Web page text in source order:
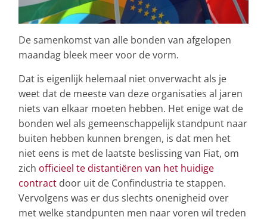
De samenkomst van alle bonden van afgelopen
maandag bleek meer voor de vorm.
Dat is eigenlijk helemaal niet onverwacht als je
weet dat de meeste van deze organisaties al jaren
niets van elkaar moeten hebben. Het enige wat de
bonden wel als gemeenschappelijk standpunt naar
buiten hebben kunnen brengen, is dat men het
niet eens is met de laatste beslissing van Fiat, om
zich officieel te distantiëren van het huidige
contract door uit de Confindustria te stappen.
Vervolgens was er dus slechts onenigheid over
met welke standpunten men naar voren wil treden